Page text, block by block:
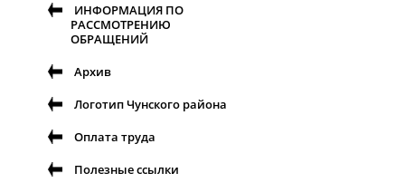
ИНФОРМАЦИЯ ПО
РАССМОТРЕНИЮ
ОБРАЩЕНИЙ
Архив
Логотип Чунского района
Оплата труда
Полезные ссылки